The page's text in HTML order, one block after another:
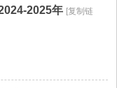
2025年 [复制链